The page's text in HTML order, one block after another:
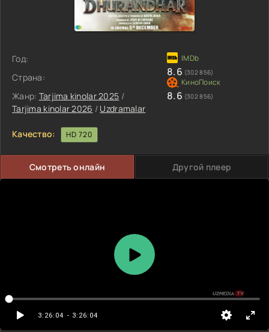
Год:
Страна:
Жанр: Tarjima kinolar 2025 /
Tarjima kinolar 2026 / Uzdramalar
8.6 (302 856)
8.6 (302 856)
Качество: HD 720
Смотреть онлайн Другой плеер
3:26:04 - 3:26:04